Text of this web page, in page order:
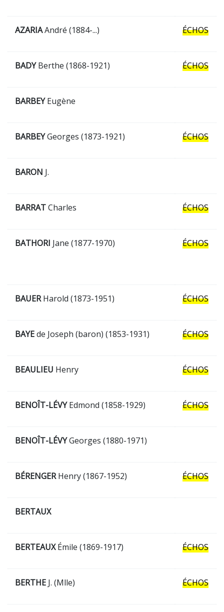
AZARIAAndré (1884-...) ÉCHOS
BADYBerthe (1868-1921) ÉCHOS
BARBEYEugène
BARBEYGeorges (1873-1921) ÉCHOS
BARON J.
BARRATCharles ÉCHOS
BATHORI Jane (1877-1970) ÉCHOS
BAUERHarold (1873-1951) ÉCHOS
BAYEde Joseph (baron) (1853-1931) ÉCHOS
BEAULIEU Henry ÉCHOS
BENOÎT-LÉVYEdmond (1858-1929) ÉCHOS
BENOÎT-LÉVYGeorges (1880-1971)
BÉRENGERHenry (1867-1952) ÉCHOS
BERTAUX
BERTEAUXÉmile (1869-1917) ÉCHOS
BERTHE J. (Mlle) ÉCHOS